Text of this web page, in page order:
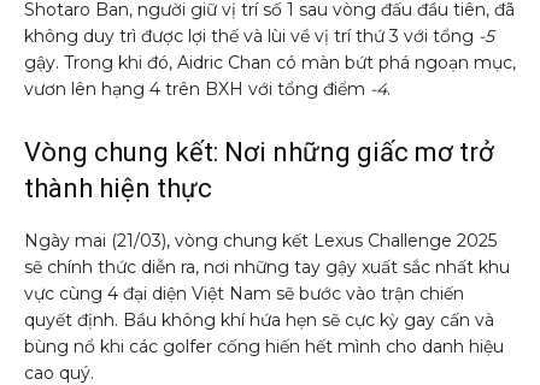
Shotaro Ban, người giữ vị trí số 1 sau vòng đấu đầu tiên, đã
không duy trì được lợi thế và lùi về vị trí thứ 3 với tổng -5
gậy. Trong khi đó, Aidric Chan có màn bứt phá ngoạn mục,
vươn lên hạng 4 trên BXH với tổng điểm -4.
Vòng chung kết: Nơi những giấc mơ trở
thành hiện thực
Ngày mai (21/03), vòng chung kết Lexus Challenge 2025
sẽ chính thức diễn ra, nơi những tay gậy xuất sắc nhất khu
vực cùng 4 đại diện Việt Nam sẽ bước vào trận chiến
quyết định. Bầu không khí hứa hẹn sẽ cực kỳ gay cấn và
bùng nổ khi các golfer cống hiến hết mình cho danh hiệu
cao quý.